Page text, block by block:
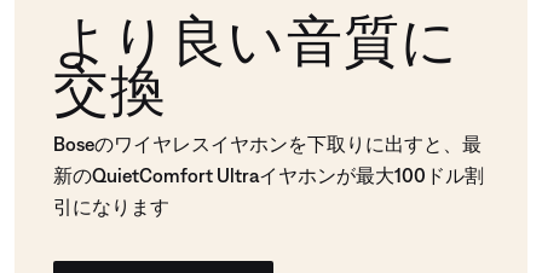
より良い音質に
交換
Boseのワイヤレスイヤホンを下取りに出すと、最
新のQuietComfort Ultraイヤホンが最大100ドル割
引になります